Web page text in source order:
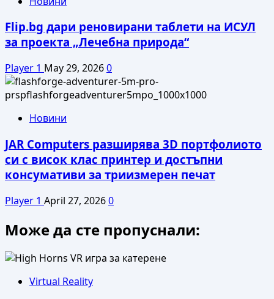
Flip.bg дари реновирани таблети на ИСУЛ
за проекта „Лечебна природа“
Player 1 May 29, 20260
Новини
JAR Computers разширява 3D портфолиото
си с висок клас принтер и достъпни
консумативи за триизмерен печат
Player 1 April 27, 20260
Може да сте пропуснали:
Virtual Reality